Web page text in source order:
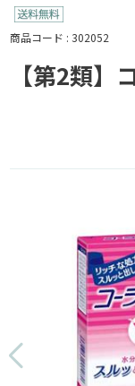
商品コード : 302052
【第2類】